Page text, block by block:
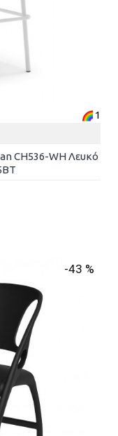
1
CH536-WH Λευκό
-43 %